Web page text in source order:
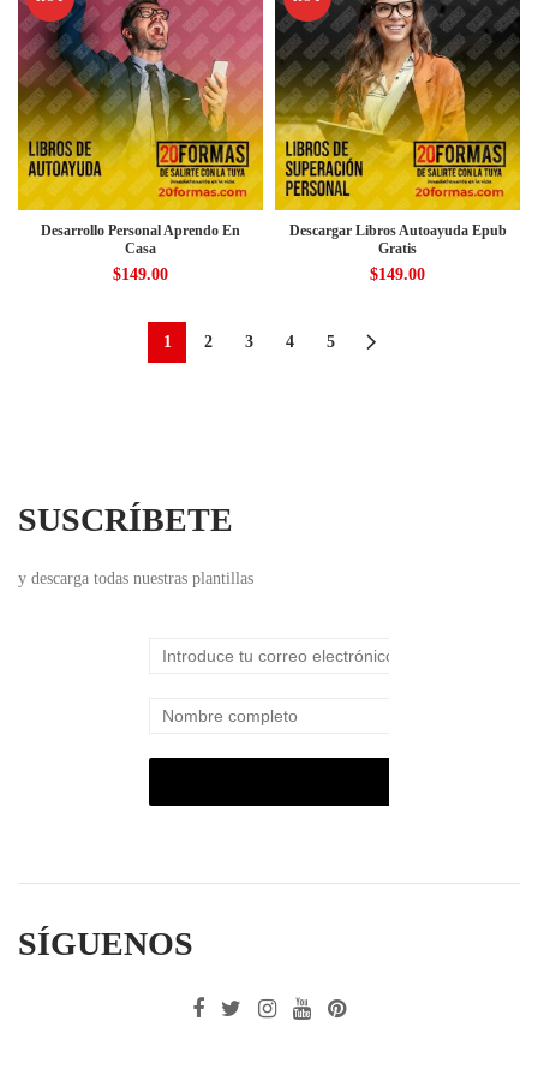
Desarrollo Personal Aprendo En
Casa
$149.00
Descargar Libros Autoayuda Epub
Gratis
$149.00
1 2 3 4 5
SUSCRÍBETE
y descarga todas nuestras plantillas
SÍGUENOS